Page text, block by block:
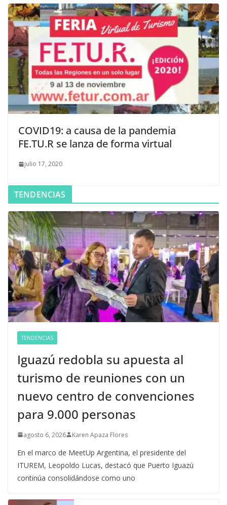
COVID19: a causa de la pandemia
FE.TU.R se lanza de forma virtual
julio 17, 2020
TENDENCIAS
TENDENCIAS
Iguazú redobla su apuesta al
turismo de reuniones con un
nuevo centro de convenciones
para 9.000 personas
agosto 6, 2026 Karen Apaza Flores
En el marco de MeetUp Argentina, el presidente del
ITUREM, Leopoldo Lucas, destacó que Puerto Iguazú
continúa consolidándose como uno